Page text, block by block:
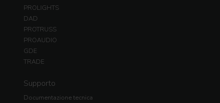
PROLIGHTS
DAD
PROTRUSS
PROAUDIO
GDE
TRADE
Supporto
Documentazione tecnica